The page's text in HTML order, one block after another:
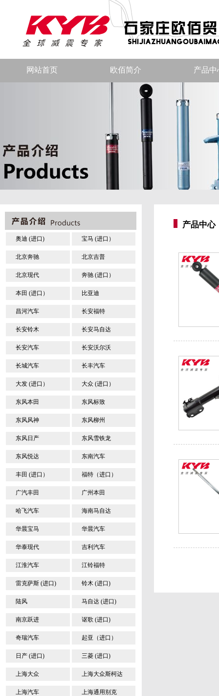
网站首页 欧佰简介 产品中
奥迪 (进口) 宝马 (进口）
北京奔驰 北京吉普
北京现代 奔驰 (进口）
本田 (进口） 比亚迪
昌河汽车 长安福特
长安铃木 长安马自达
长安汽车 长安沃尔沃
长城汽车 长丰汽车
大发 (进口） 大众 (进口）
东风本田 东风标致
东风风神 东风柳州
东风日产 东风雪铁龙
东风悦达 东南汽车
丰田 (进口） 福特（进口）
广汽丰田 广州本田
哈飞汽车 海南马自达
华晨宝马 华晨汽车
华泰现代 吉利汽车
江淮汽车 江铃福特
雷克萨斯 (进口) 铃木 (进口)
陆风 马自达 (进口)
南京跃进 讴歌 (进口)
奇瑞汽车 起亚（进口）
日产 (进口) 三菱 (进口)
上海大众 上海大众斯柯达
上海汽车 上海通用别克
产品中心